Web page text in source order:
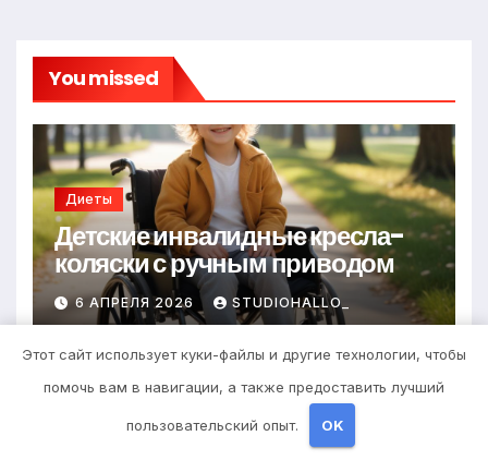
You missed
Диеты
Детские инвалидные кресла-
коляски с ручным приводом
6 АПРЕЛЯ 2026 STUDIOHALLO_
Этот сайт использует куки-файлы и другие технологии, чтобы
помочь вам в навигации, а также предоставить лучший
пользовательский опыт. OK